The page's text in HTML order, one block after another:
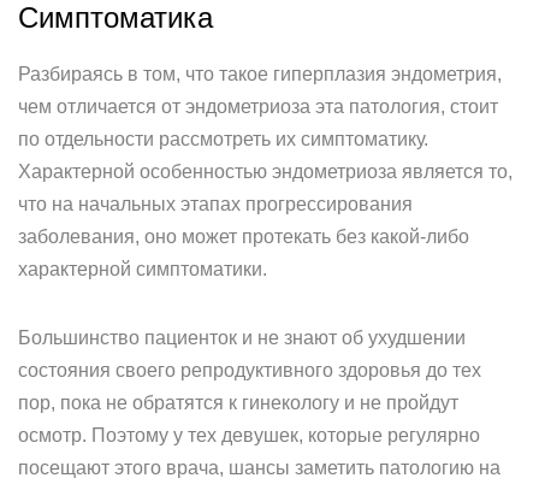
Симптоматика
Разбираясь в том, что такое гиперплазия эндометрия,
чем отличается от эндометриоза эта патология, стоит
по отдельности рассмотреть их симптоматику.
Характерной особенностью эндометриоза является то,
что на начальных этапах прогрессирования
заболевания, оно может протекать без какой-либо
характерной симптоматики.
Большинство пациенток и не знают об ухудшении
состояния своего репродуктивного здоровья до тех
пор, пока не обратятся к гинекологу и не пройдут
осмотр. Поэтому у тех девушек, которые регулярно
посещают этого врача, шансы заметить патологию на